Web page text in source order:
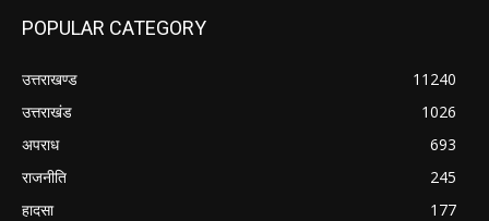
POPULAR CATEGORY
उत्तराखण्ड
11240
उत्तराखंड
1026
अपराध
693
राजनीति
245
हादसा
177